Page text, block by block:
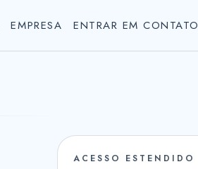
EMPRESA ENTRAR EM CONTATO
ACESSO ESTENDIDO